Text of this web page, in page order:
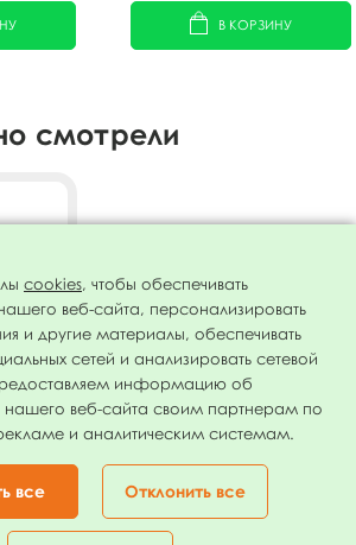
В КОРЗИНУ
смотрели
cookies, чтобы обеспечивать
веб-сайта, персонализировать
и другие материалы, обеспечивать
сетей и анализировать сетевой
информацию об
нашего веб-сайта своим партнерам по
и аналитическим системам.
все Отклонить все